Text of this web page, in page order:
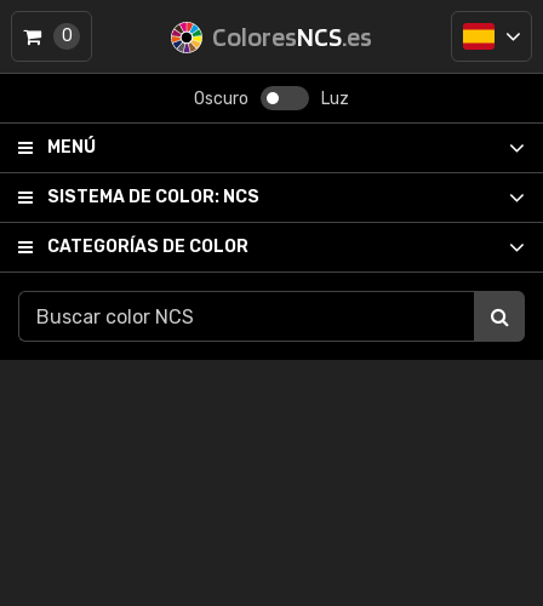
ColoresNCS.es
Oscuro Luz
MENÚ
SISTEMA DE COLOR: NCS
CATEGORÍAS DE COLOR
0